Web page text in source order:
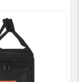
Sony XP500